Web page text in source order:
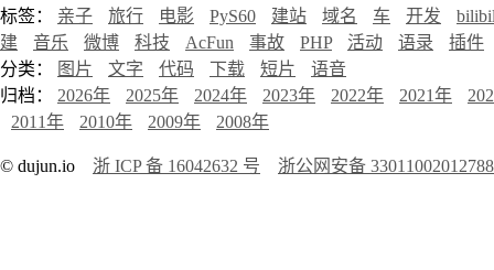
标签： 亲子 旅行 电影 PyS60 建站 域名 车 开发
建
音乐 微博 科技 AcFun 事故 PHP 活动 语录
插件
分类：
图片 文字 代码 下载 短片
语音
归档： 2026年 2025年 2024年 2023年 2022年 2021年
2011年
2010年 2009年 2008年
© dujun.io 浙 ICP 备 16042632 号 浙公网安备